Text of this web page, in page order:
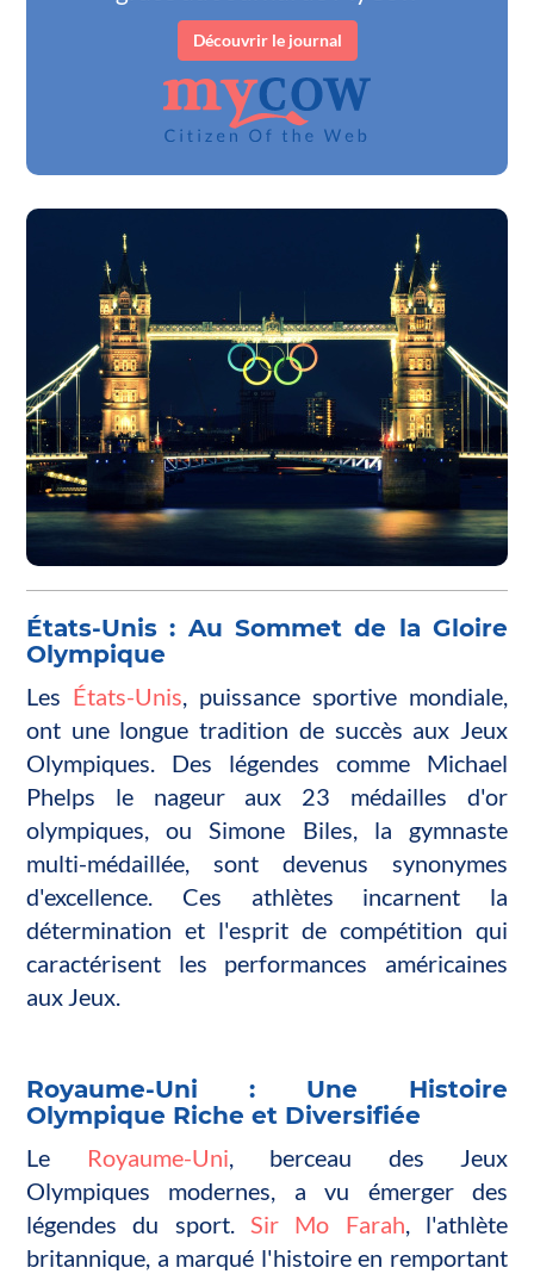
Découvrir le journal
États-Unis : Au Sommet de la Gloire
Olympique
Les États-Unis , puissance sportive mondiale,
ont une longue tradition de succès aux Jeux
Olympiques. Des légendes comme Michael
Phelps le nageur aux 23 médailles d'or
olympiques, ou Simone Biles, la gymnaste
multi-médaillée, sont devenus synonymes
d'excellence. Ces athlètes incarnent la
détermination et l'esprit de compétition qui
caractérisent les performances américaines
aux Jeux.
Royaume-Uni : Une Histoire
Olympique Riche et Diversifiée
Le Royaume-Uni
berceau des Jeux
Olympiques modernes, a vu émerger des
légendes du sport. Sir Mo Farah , l'athlète
britannique, a marqué l'histoire en remportant